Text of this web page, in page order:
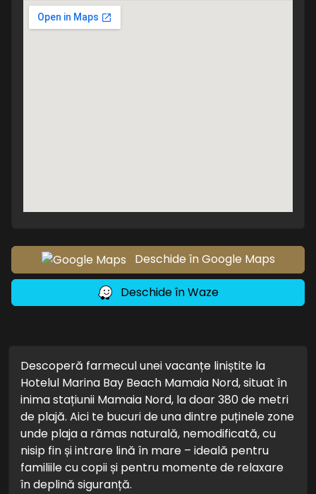
Deschide în Google Maps
Deschide în Waze
Descoperă farmecul unei vacanțe liniștite la
Hotelul Marina Bay Beach Mamaia Nord, situat în
inima stațiunii Mamaia Nord, la doar 380 de metri
de plajă. Aici te bucuri de una dintre puținele zone
unde plaja a rămas naturală, nemodificată, cu
nisip fin și intrare lină în mare – ideală pentru
familiile cu copii și pentru momente de relaxare
în deplină siguranță.